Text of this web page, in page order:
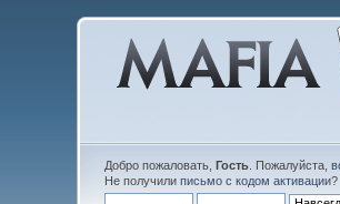
Добро пожаловать, Гость. Пожалуйста,
Не получили письмо с кодом активации?